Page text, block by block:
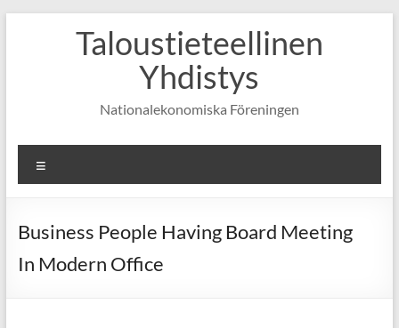
Taloustieteellinen
Yhdistys
Nationalekonomiska Föreningen
Business People Having Board Meeting
In Modern Office